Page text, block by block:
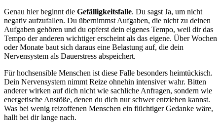
Genau hier beginnt die Gefälligkeitsfalle. Du sagst Ja, um nicht
negativ aufzufallen. Du übernimmst Aufgaben, die nicht zu deinen
Aufgaben gehören und du opferst dein eigenes Tempo, weil dir das
Tempo der anderen wichtiger erscheint als das eigene. Über Wochen
oder Monate baut sich daraus eine Belastung auf, die dein
Nervensystem als Dauerstress abspeichert.
Für hochsensible Menschen ist diese Falle besonders heimtückisch.
Dein Nervensystem nimmt Reize ohnehin intensiver wahr. Bitten
anderer wirken auf dich nicht wie sachliche Anfragen, sondern wie
energetische Anstöße, denen du dich nur schwer entziehen kannst.
Was bei wenig reizoffenen Menschen ein flüchtiger Gedanke wäre,
hallt bei dir lange nach.